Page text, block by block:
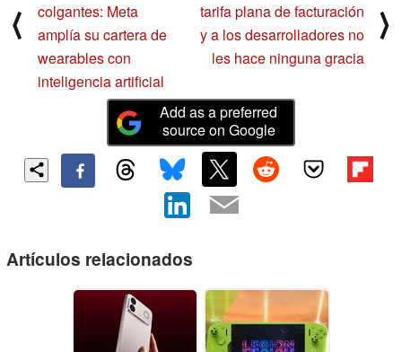
⟨
colgantes: Meta
amplía su cartera de
wearables con
inteligencia artificial
tarifa plana de facturación
y a los desarrolladores no
les hace ninguna gracia
⟩
Add as a preferred
source on Google
Artículos relacionados